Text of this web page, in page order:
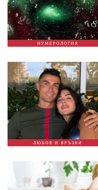
НУМЕРОЛОГИЯ
ЛЮБОВ И ВРЪЗКИ